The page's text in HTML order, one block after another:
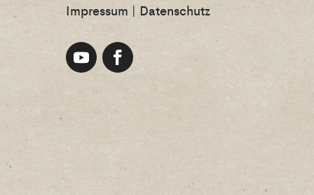
Impressum | Datenschutz